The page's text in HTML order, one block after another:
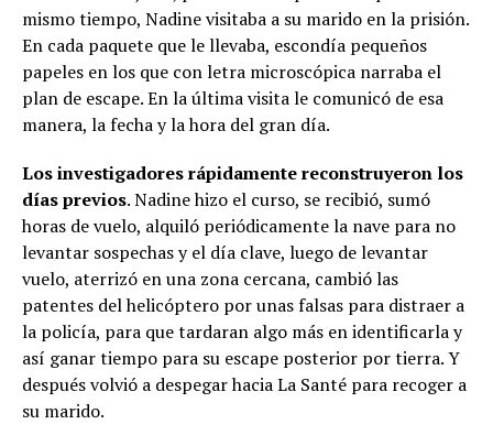
mismo tiempo, Nadine visitaba a su marido en la prisión.
En cada paquete que le llevaba, escondía pequeños
papeles en los que con letra microscópica narraba el
plan de escape. En la última visita le comunicó de esa
manera, la fecha y la hora del gran día.
Los investigadores rápidamente reconstruyeron los
días previos. Nadine hizo el curso, se recibió, sumó
horas de vuelo, alquiló periódicamente la nave para no
levantar sospechas y el día clave, luego de levantar
vuelo, aterrizó en una zona cercana, cambió las
patentes del helicóptero por unas falsas para distraer a
la policía, para que tardaran algo más en identificarla y
así ganar tiempo para su escape posterior por tierra. Y
después volvió a despegar hacia La Santé para recoger a
su marido.